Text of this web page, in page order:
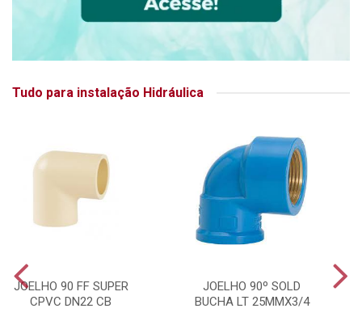
Tudo para instalação Hidráulica
JOELHO 90 FF SUPER
CPVC DN22 CB
JOELHO 90º SOLD
BUCHA LT 25MMX3/4